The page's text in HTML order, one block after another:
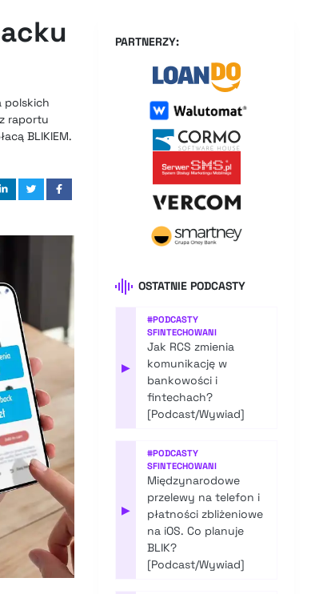
polskich
raportu
BLIKIEM.
PARTNERZY:
OSTATNIE PODCASTY
▶
#PODCASTY
SFINTECHOWANI
Jak RCS zmienia
komunikację w
bankowości i
fintechach?
[Podcast/Wywiad]
▶
#PODCASTY
SFINTECHOWANI
Międzynarodowe
przelewy na telefon i
płatności zbliżeniowe
na iOS. Co planuje
BLIK?
[Podcast/Wywiad]